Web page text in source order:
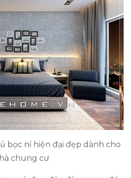
bọc nỉ hiện đại đẹp dành cho
chung cư